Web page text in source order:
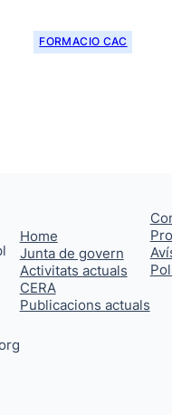
FORMACIO CAC
Home
Junta de govern
Activitats actuals
CERA
Publicacions actuals